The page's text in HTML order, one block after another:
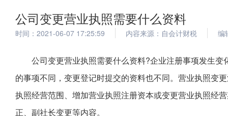
公司变更营业执照需要什么资料
时间：2021-06-07 17:25:59 内容来源：自会计财税 编
公司变更营业执照需要什么资料?企业注册事项发生
的事项不同，变更登记时提交的资料也不同。营业执照变
执照经营范围、增加营业执照注册资本或变更营业执照经
正、副社长变更等内容。